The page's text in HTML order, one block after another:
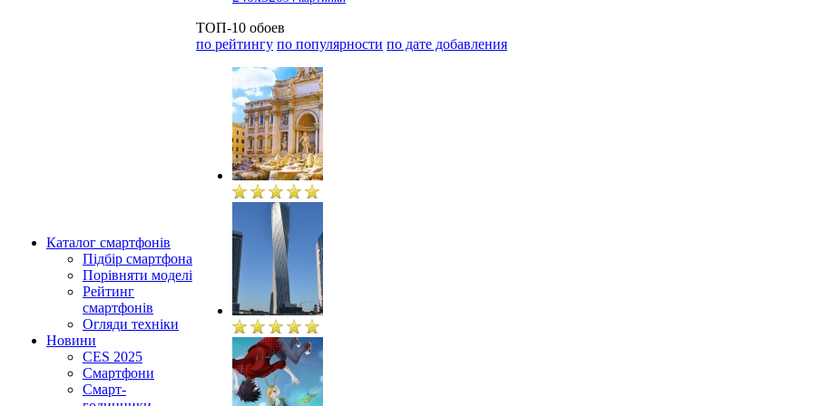
Каталог смартфонів
Підбір смартфона
Порівняти моделі
Рейтинг
смартфонів
Огляди техніки
Новини
CES 2025
Смартфони
Смарт-
ТОП-10 обоев
по рейтингу по популярности по дате добавления